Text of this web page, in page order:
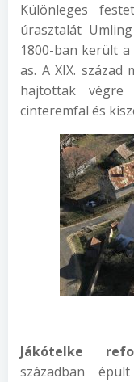
Különleges
úrasztalát
1800-ban került
as. A XIX.
hajtottak
cinteremfal és
Jákótelke
században